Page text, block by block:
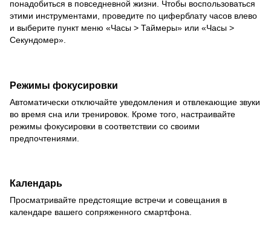
понадобиться в повседневной жизни. Чтобы воспользоваться
этими инструментами, проведите по циферблату часов влево
и выберите пункт меню «Часы > Таймеры» или «Часы >
Секундомер».
Режимы фокусировки
Автоматически отключайте уведомления и отвлекающие звуки
во время сна или тренировок. Кроме того, настраивайте
режимы фокусировки в соответствии со своими
предпочтениями.
Календарь
Просматривайте предстоящие встречи и совещания в
календаре вашего сопряженного смартфона.